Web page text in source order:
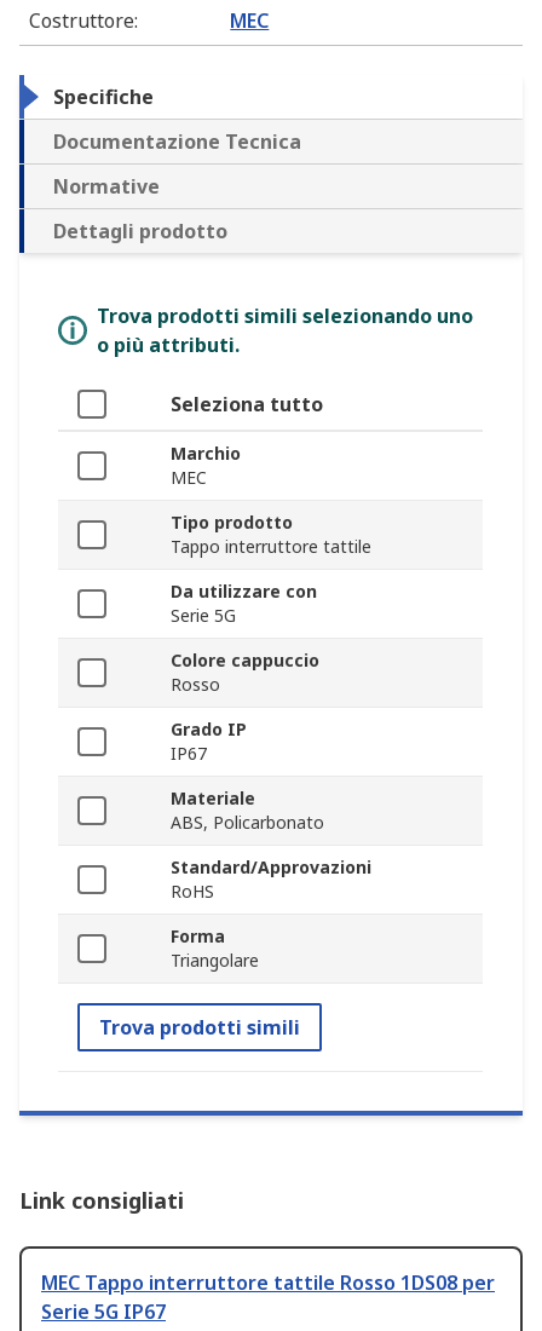
Costruttore: MEC
Specifiche
Documentazione Tecnica
Normative
Dettagli prodotto
Trova prodotti simili selezionando uno
o più attributi.
Seleziona tutto
Marchio
MEC
Tipo prodotto
Tappo interruttore tattile
Da utilizzare con
Serie 5G
Colore cappuccio
Rosso
Grado IP
IP67
Materiale
ABS, Policarbonato
Standard/Approvazioni
RoHS
Forma
Triangolare
Trova prodotti simili
Link consigliati
MEC Tappo interruttore tattile Rosso 1DS08 per
Serie 5G IP67